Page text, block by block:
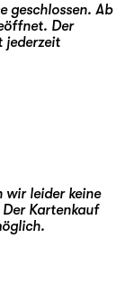
geschlossen. Ab
Der
jederzeit
wir leider keine
Kartenkauf